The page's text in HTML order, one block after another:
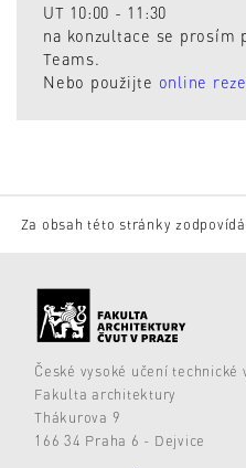
UT 10:00 - 11:30
na konzultace se prosím
Teams.
Nebo použijte online
Za obsah této stránky
České vysoké učení technické
Fakulta architektury
Thákurova 9
166 34 Praha 6 - Dejvice